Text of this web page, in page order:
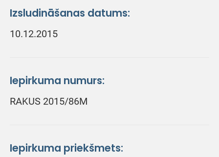
Izsludināšanas datums:
10.12.2015
Iepirkuma numurs:
RAKUS 2015/86M
Iepirkuma priekšmets: